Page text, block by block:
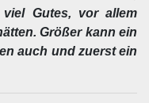
Gutes, vor allem
Größer kann ein
auch und zuerst ein